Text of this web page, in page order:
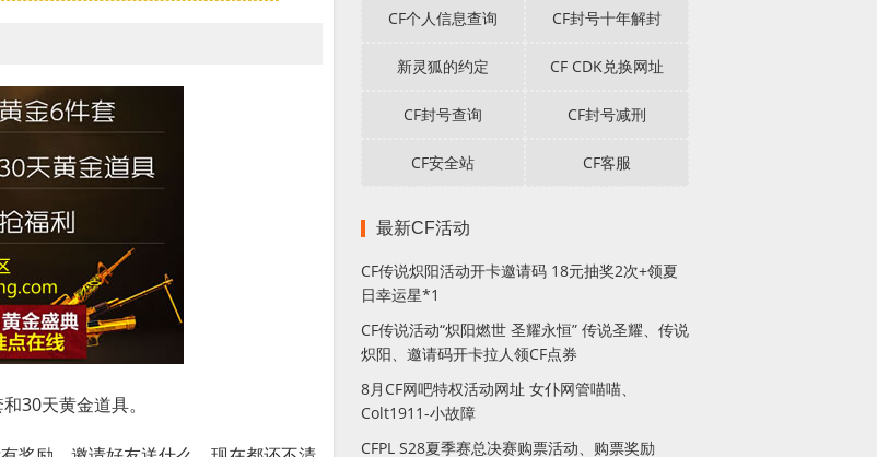
30天黄金道具。
CF个人信息查询 CF封号十年解封
新灵狐的约定 CF CDK兑换网址
CF封号查询 CF封号减刑
CF安全站 CF客服
最新CF活动
CF传说炽阳活动开卡邀请码 18元抽奖2次+领夏
日幸运星*1
CF传说活动“炽阳燃世 圣耀永恒” 传说圣耀、传说
炽阳、邀请码开卡拉人领CF点券
8月CF网吧特权活动网址 女仆网管喵喵、
Colt1911-小故障
CFPL S28夏季赛总决赛购票活动、购票奖励